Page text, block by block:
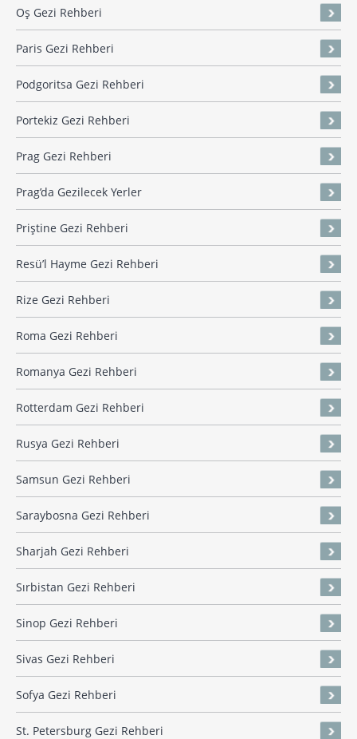
Oş Gezi Rehberi
Paris Gezi Rehberi
Podgoritsa Gezi Rehberi
Portekiz Gezi Rehberi
Prag Gezi Rehberi
Prag’da Gezilecek Yerler
Priştine Gezi Rehberi
Resü’l Hayme Gezi Rehberi
Rize Gezi Rehberi
Roma Gezi Rehberi
Romanya Gezi Rehberi
Rotterdam Gezi Rehberi
Rusya Gezi Rehberi
Samsun Gezi Rehberi
Saraybosna Gezi Rehberi
Sharjah Gezi Rehberi
Sırbistan Gezi Rehberi
Sinop Gezi Rehberi
Sivas Gezi Rehberi
Sofya Gezi Rehberi
St. Petersburg Gezi Rehberi